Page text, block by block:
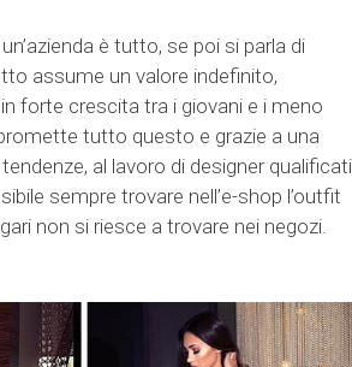
è tutto, se poi si parla di
assume un valore indefinito,
forte crescita tra i giovani e i meno
tutto questo e grazie a una
al lavoro di designer qualificati
sempre trovare nell’e-shop l’outfit
non si riesce a trovare nei negozi.